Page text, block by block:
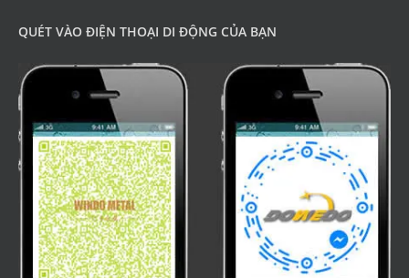
QUÉT VÀO ĐIỆN THOẠI DI ĐỘNG CỦA BẠN